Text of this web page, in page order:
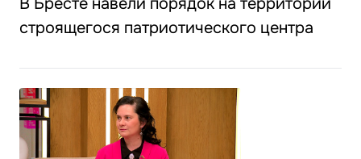
строящегося патриотического центра